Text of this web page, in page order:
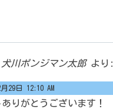
犬川ポンジマン太郎 より:
月29日 12:10 AM
りがとうございます！